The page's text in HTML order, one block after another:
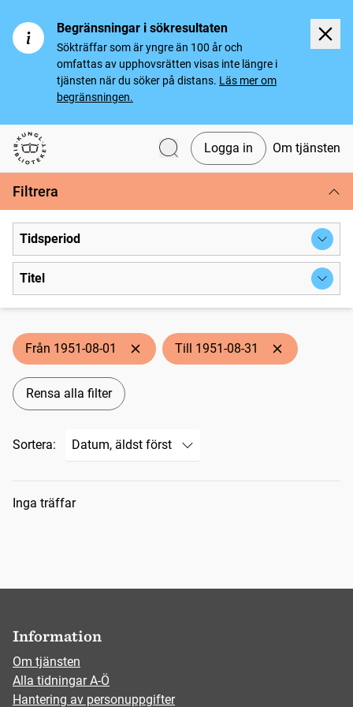
Begränsningar i sökresultaten
Sökträffar som är yngre än 100 år och
omfattas av upphovsrätten visas inte längre i
tjänsten när du söker på distans. Läs mer om
begränsningen.
Svenska tidningar
Logga in Om tjänsten
Filtrera
Tidsperiod
Titel
Från 1951-08-01 Till 1951-08-31
Rensa alla filter
Sortera:
Sökresultat
Inga träffar
Information
Om tjänsten
Alla tidningar A-Ö
Hantering av personuppgifter